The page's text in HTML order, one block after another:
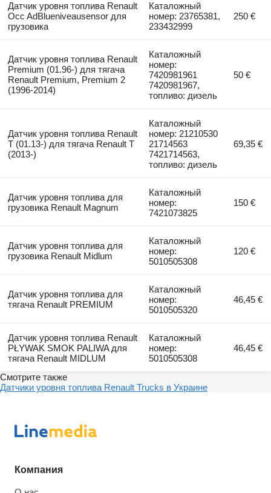
Датчик уровня топлива Renault
Occ AdBlueniveausensor для
грузовика
Каталожный
номер: 23765381,
233432999
250 €
Датчик уровня топлива Renault
Premium (01.96-) для тягача
Renault Premium, Premium 2
(1996-2014)
Каталожный
номер:
7420981961
7420981967,
топливо: дизель
50 €
Датчик уровня топлива Renault
T (01.13-) для тягача Renault T
(2013-)
Каталожный
номер: 21210530
21714563
7421714563,
топливо: дизель
69,35 €
Датчик уровня топлива для
грузовика Renault Magnum
Каталожный
номер:
7421073825
150 €
Датчик уровня топлива для
грузовика Renault Midlum
Каталожный
номер:
5010505308
120 €
Датчик уровня топлива для
тягача Renault PREMIUM
Каталожный
номер:
5010505320
46,45 €
Датчик уровня топлива Renault
PŁYWAK SMOK PALIWA для
тягача Renault MIDLUM
Каталожный
номер:
5010505308
46,45 €
Смотрите также
Датчики уровня топлива Renault Trucks в Украине
Компания